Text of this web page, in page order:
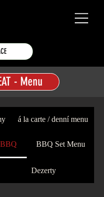
á la carte / denní menu
BBQ Set Menu
Dezerty
- Menu